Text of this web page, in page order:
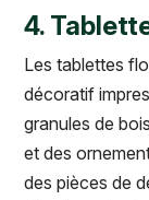
4.
Les tablettes
décoratif
granules de
et des
des pièces de